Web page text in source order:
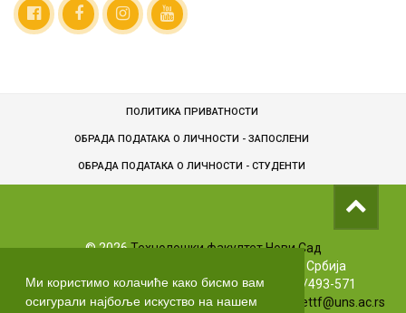
Ми користимо колачиће како бисмо вам
осигурали најбоље искуство на нашем
ПОЛИТИКА ПРИВАТНОСТИ
ОБРАДА ПОДАТАКА О ЛИЧНОСТИ - ЗАПОСЛЕНИ
ОБРАДA ПОДАТАКА О ЛИЧНОСТИ - СТУДЕНТИ
©2026Технолошки факултет Нови Сад
Булевар цара Лазара 1, 21102 Нови Сад, Србија
Info телефони: +381 (0)21/485-3619 | (0)63/493-571
Маркетинг: +381 (0)21/485-3606 | Е-маил:
markettf@uns.ac.rs